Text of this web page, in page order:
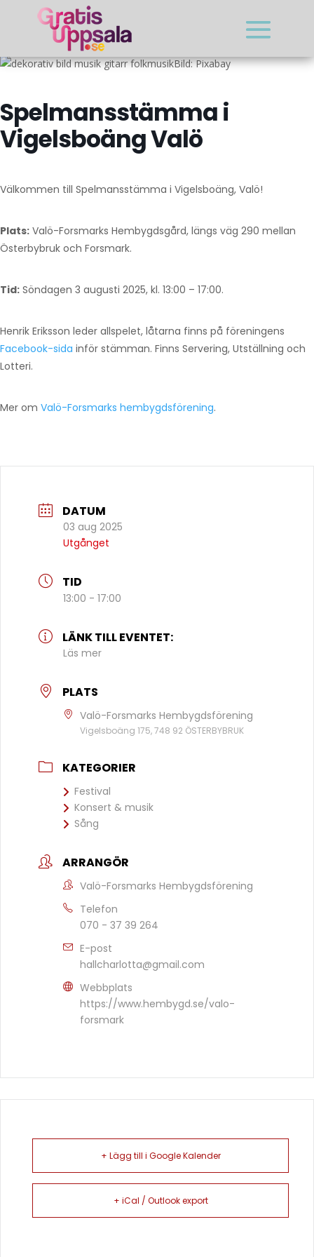
Bild: Pixabay
Spelmansstämma i
Vigelsboäng Valö
Välkommen till Spelmansstämma i Vigelsboäng, Valö!
Plats: Valö-Forsmarks Hembygdsgård, längs väg 290 mellan
Österbybruk och Forsmark.
Tid: Söndagen 3 augusti 2025, kl. 13:00 – 17:00.
Henrik Eriksson leder allspelet, låtarna finns på föreningens
Facebook-sida inför stämman. Finns Servering, Utställning och
Lotteri.
Mer om Valö-Forsmarks hembygdsförening.
DATUM
03 aug 2025
Utgånget
TID
13:00 - 17:00
LÄNK TILL EVENTET:
Läs mer
PLATS
Valö-Forsmarks Hembygdsförening
Vigelsboäng 175, 748 92 ÖSTERBYBRUK
KATEGORIER
Festival
Konsert & musik
Sång
ARRANGÖR
Valö-Forsmarks Hembygdsförening
Telefon
070 - 37 39 264
E-post
hallcharlotta@gmail.com
Webbplats
https://www.hembygd.se/valo-
forsmark
+ Lägg till i Google Kalender
+ iCal / Outlook export